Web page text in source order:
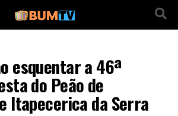
esquentar a 46ª
do Peão de
Itapecerica da Serra